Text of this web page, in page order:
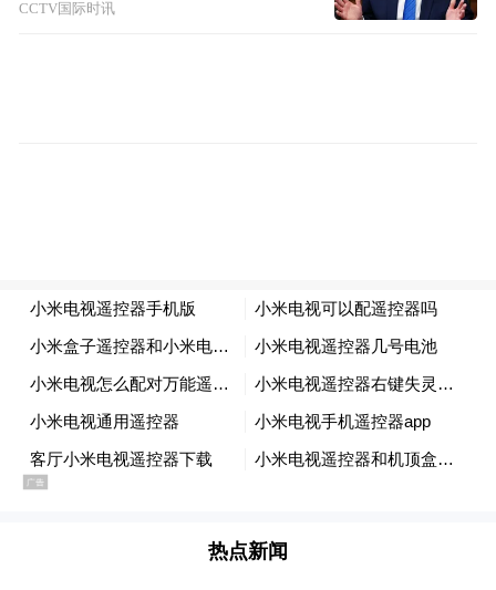
在8月23日“数智驱动企业新未来”的线上峰会
随着云计算、5G、物联网、移动互联网、人
工智能、大数据等新技术发展日趋成熟，对
于大多数企业而言，平台化产品已不再是生
僻的概念。PaaS平台既可以很好契合企业的
个性化需求，又能很快地以较低成本交付和
迭代更新，渐成企业数字化布局中的重要角
CCTV国际时讯
热点新闻